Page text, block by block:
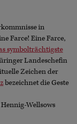
in
Farce! Eine Farce,
symbolträchtigste
Landeschefin
Zeichen der
bezeichnet die Geste
Wellsows